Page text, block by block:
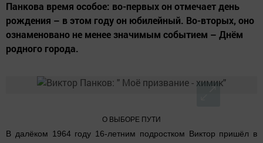
Панкова время особое: во-первых он отмечает день
рождения – в этом году он юбилейный. Во-вторых, оно
ознаменовано не менее значимым событием – Днём
родного города.
О ВЫБОРЕ ПУТИ
В далёком 1964 году 16-летним подростком Виктор пришёл в